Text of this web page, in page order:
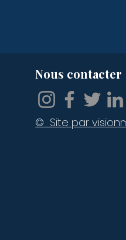
Nous contacter
© Site par